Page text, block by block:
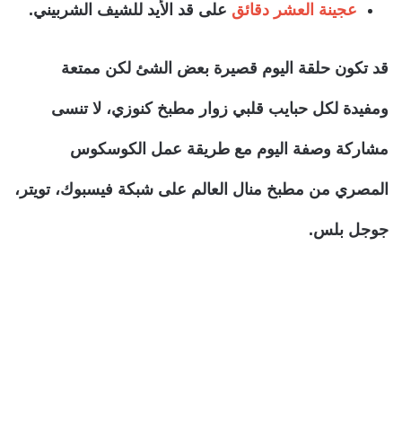
عجينة العشر دقائق على قد الأيد للشيف الشربيني.
قد تكون حلقة اليوم قصيرة بعض الشئ لكن ممتعة
ومفيدة لكل حبايب قلبي زوار مطبخ كنوزي، لا تنسى
مشاركة وصفة اليوم مع طريقة عمل الكوسكوس
المصري من مطبخ منال العالم على شبكة فيسبوك، تويتر،
جوجل بلس.